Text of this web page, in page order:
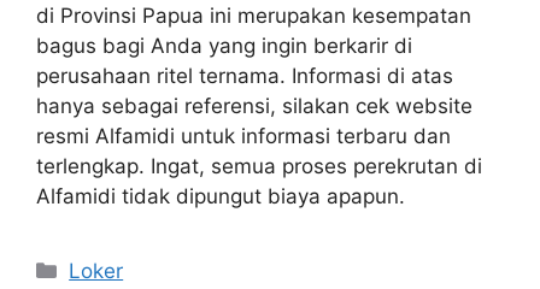
di Provinsi Papua ini merupakan kesempatan
bagus bagi Anda yang ingin berkarir di
perusahaan ritel ternama. Informasi di atas
hanya sebagai referensi, silakan cek website
resmi Alfamidi untuk informasi terbaru dan
terlengkap. Ingat, semua proses perekrutan di
Alfamidi tidak dipungut biaya apapun.
Kategori
Loker